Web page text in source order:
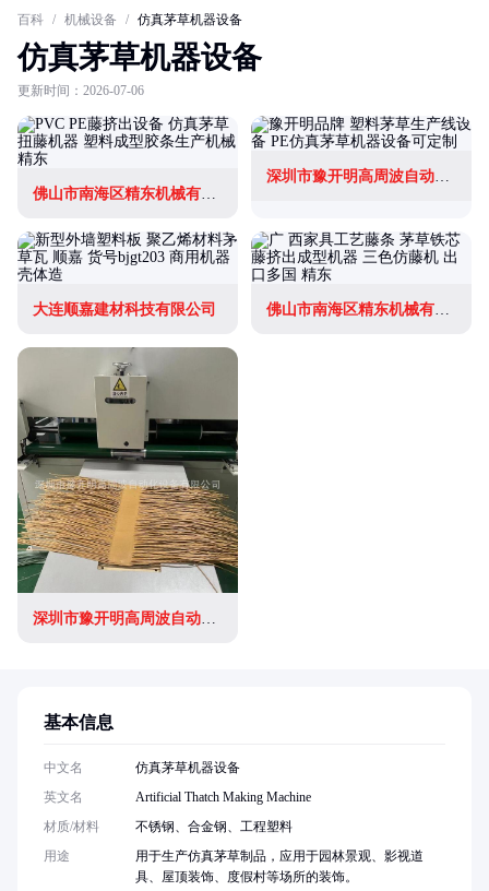
百科 / 机械设备 / 仿真茅草机器设备
仿真茅草机器设备
更新时间：2026-07-06
佛山市南海区精东机械有限公司
深圳市豫开明高周波自动化设备有限公司
大连顺嘉建材科技有限公司 佛山市南海区精东机械有限公司
基本信息
中文名
仿真茅草机器设备
英文名
Artificial Thatch Making Machine
材质/材料
不锈钢、合金钢、工程塑料
用途
用于生产仿真茅草制品，应用于园林景观、影视道
具、屋顶装饰、度假村等场所的装饰。